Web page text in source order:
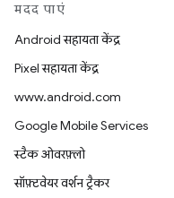
मदद पाएं
Android सहायता केंद्र
Pixel सहायता केंद्र
www.android.com
Google Mobile Services
स्टैक ओवरफ़्लो
सॉफ़्टवेयर वर्शन ट्रैकर